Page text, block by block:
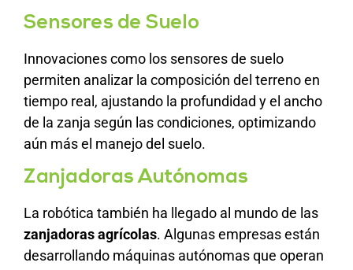
Sensores de Suelo
Innovaciones como los sensores de suelo
permiten analizar la composición del terreno en
tiempo real, ajustando la profundidad y el ancho
de la zanja según las condiciones, optimizando
aún más el manejo del suelo.
Zanjadoras Autónomas
La robótica también ha llegado al mundo de las
zanjadoras agrícolas. Algunas empresas están
desarrollando máquinas autónomas que operan